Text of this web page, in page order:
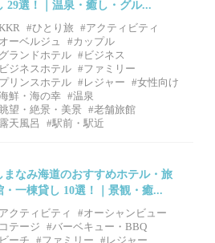
29選！｜温泉・癒し・グル...
#ひとり旅
#アクティビティ
ーベルジュ
#カップル
ランドホテル #ビジネス
ジネスホテル #ファミリー
リンスホテル #レジャー
#女性向け
鮮・海の幸 #温泉
望・絶景・美景 #老舗旅館
天風呂
#駅前・駅近
まなみ海道のおすすめホテル・旅
・一棟貸し 10選！｜景観・癒...
クティビティ
#オーシャンビュー
テージ
#バーベキュー・BBQ
ーチ
#ファミリー
#レジャー